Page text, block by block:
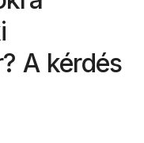
A kérdés